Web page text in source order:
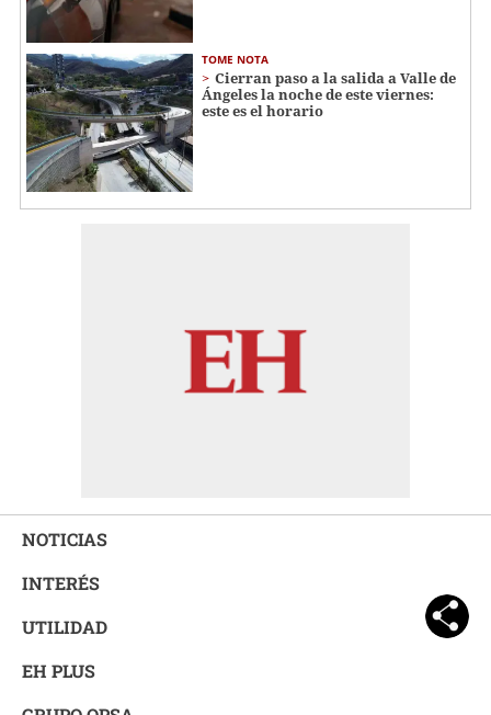
TOME NOTA
Cierran paso a la salida a Valle de
Ángeles la noche de este viernes:
este es el horario
NOTICIAS
INTERÉS
UTILIDAD
EH PLUS